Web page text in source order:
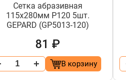
Сетка абразивная
115х280мм Р120 5шт.
GEPARD (GP5013-120)
81 ₽
В корзину